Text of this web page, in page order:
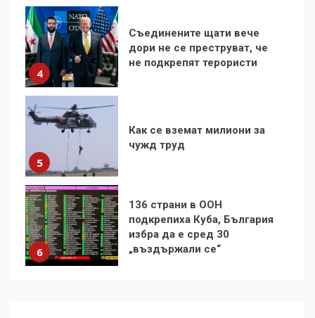
5
Как се вземат милиони за
чужд труд
6
136 страни в ООН
избра да е сред 30
7
Удължаването на „Чат
контрола“ в ЕС е обида за
демокрацията